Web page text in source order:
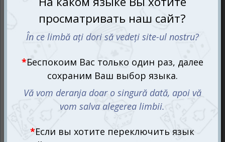
красочным иллюстрациям, дети могут ассоциировать
каждый химический элемент с конкретным образом, а
встречаются в природе, от Водорода до Плутония. Для
каждого элемента есть отдельная карточка с
ключевыми характеристиками: название, символ,
порядковый номер, относительная атомная масса и
номер периода.
необходимо составить ряд из пяти последовательных